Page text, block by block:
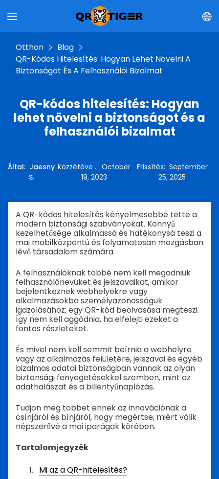
Otthon
Blog
QR-Kódos Hitelesítés: Hogyan Lehet Növelni A
Biztonságot És A Felhasználói Bizalmat
QR-kódos hitelesítés: Hogyan
lehet növelni a biztonságot és a
felhasználói bizalmat
Által: Jaesny
S.
Közzétéve .: October
19, 2023
Frissítés: September
25, 2025
A QR-kódos hitelesítés kényelmesebbé tette a
modern biztonsági szabványokat. Könnyű
kezelhetősége alkalmassá és hatékonysá teszi a
mai mobilközpontú és folyamatosan mozgásban
lévő társadalom számára.
A felhasználóknak többé nem kell megadniuk
felhasználónevüket és jelszavaikat, amikor
bejelentkeznek webhelyekre vagy
alkalmazásokba személyazonosságuk
igazolásához; egy QR-kód beolvasása megteszi.
Így nem kell aggódnia, ha elfelejti ezeket a
fontos részleteket.
És mivel nem kell semmit beírnia a webhelyre
vagy az alkalmazás felületére, jelszavai és egyéb
bizalmas adatai biztonságban vannak az olyan
biztonsági fenyegetésekkel szemben, mint az
adathalászat és a billentyűnaplózás.
Tudjon meg többet ennek az innovációnak a
csínjáról és bínjáról, hogy megértse, miért válik
népszerűvé a mai iparágak körében.
Tartalomjegyzék
Mi az a QR-hitelesítés?